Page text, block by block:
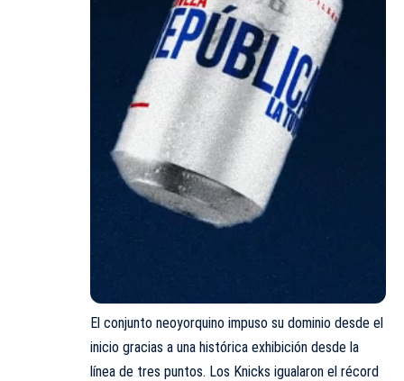
El conjunto neoyorquino impuso su dominio desde el
inicio gracias a una histórica exhibición desde la
línea de tres puntos. Los Knicks igualaron el récord